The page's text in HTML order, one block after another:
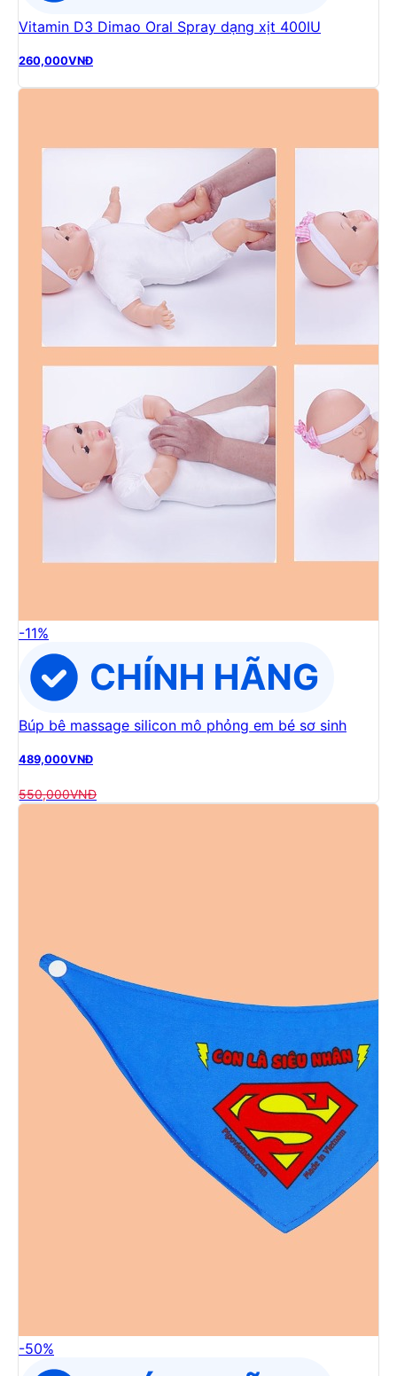
Vitamin D3 Dimao Oral Spray dạng xịt 400IU
260,000VNĐ
-11%
Búp bê massage silicon mô phỏng em bé sơ sinh
489,000VNĐ
550,000VNĐ
-50%